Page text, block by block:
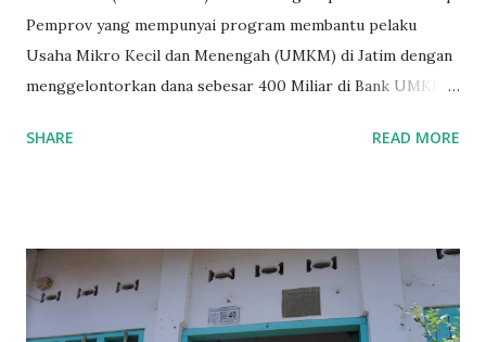
Pemprov yang mempunyai program membantu pelaku
Usaha Mikro Kecil dan Menengah (UMKM) di Jatim dengan
menggelontorkan dana sebesar 400 Miliar di Bank UMKM
UMKM di Jatim. Namun Chusainuddin,S.Sos Anggota Komisi
yang sebenarnya ada dana pinjaman lunak untuk mereka. "
Ketika saya menjalankan Reses di Blitar,Kediri dan
Tulungagung , banyak masyarakat sana tak mengetahui ada
SHARE READ MORE